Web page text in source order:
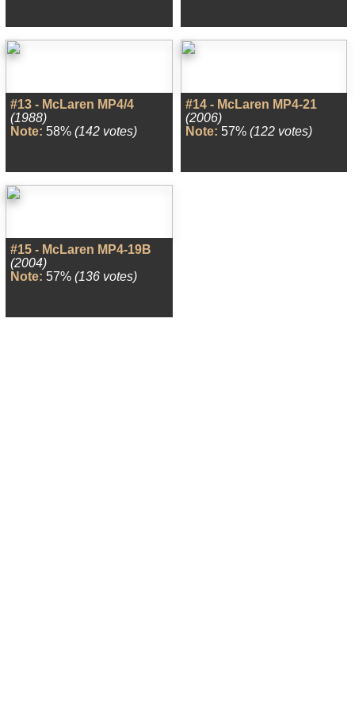
#13 - McLaren MP4/4
(1988)
Note: 58% (142 votes)
#14 - McLaren MP4-21
(2006)
Note: 57% (122 votes)
#15 - McLaren MP4-19B
(2004)
Note: 57% (136 votes)